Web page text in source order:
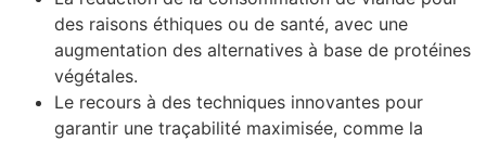
des raisons éthiques ou de santé, avec une
augmentation des alternatives à base de protéines
végétales.
Le recours à des techniques innovantes pour
garantir une traçabilité maximisée, comme la